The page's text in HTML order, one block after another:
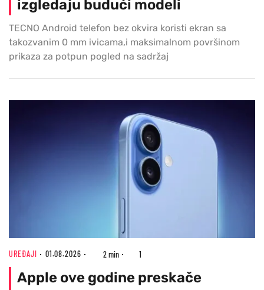
izgledaju budući modeli
TECNO Android telefon bez okvira koristi ekran sa
takozvanim 0 mm ivicama,i maksimalnom površinom
prikaza za potpun pogled na sadržaj
UREĐAJI 01.08.2026 2 min 1
Apple ove godine preskače